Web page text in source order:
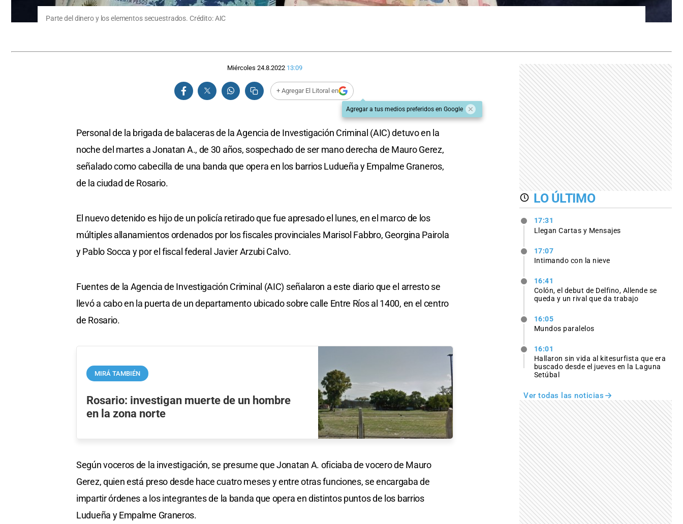
Parte del dinero y los elementos secuestrados. Crédito: AIC
Miércoles 24.8.2022 13:09
+ Agregar El Litoral en
Agregar a tus medios preferidos en Google
Personal de la brigada de balaceras de la Agencia de Investigación Criminal (AIC) detuvo en la
noche del martes a Jonatan A., de 30 años, sospechado de ser mano derecha de Mauro Gerez,
señalado como cabecilla de una banda que opera en los barrios Ludueña y Empalme Graneros,
de la ciudad de Rosario.
El nuevo detenido es hijo de un policía retirado que fue apresado el lunes, en el marco de los
múltiples allanamientos ordenados por los fiscales provinciales Marisol Fabbro, Georgina Pairola
y Pablo Socca y por el fiscal federal Javier Arzubi Calvo.
Fuentes de la Agencia de Investigación Criminal (AIC) señalaron a este diario que el arresto se
llevó a cabo en la puerta de un departamento ubicado sobre calle Entre Ríos al 1400, en el centro
de Rosario.
MIRÁ TAMBIÉN
Rosario: investigan muerte de un hombre
en la zona norte
Según voceros de la investigación, se presume que Jonatan A. oficiaba de vocero de Mauro
Gerez, quien está preso desde hace cuatro meses y entre otras funciones, se encargaba de
impartir órdenes a los integrantes de la banda que opera en distintos puntos de los barrios
Ludueña y Empalme Graneros.
LO ÚLTIMO
17:31
Llegan Cartas y Mensajes
17:07
Intimando con la nieve
16:41
Colón, el debut de Delfino, Allende se
queda y un rival que da trabajo
16:05
Mundos paralelos
16:01
Hallaron sin vida al kitesurfista que era
buscado desde el jueves en la Laguna
Setúbal
Ver todas las noticias